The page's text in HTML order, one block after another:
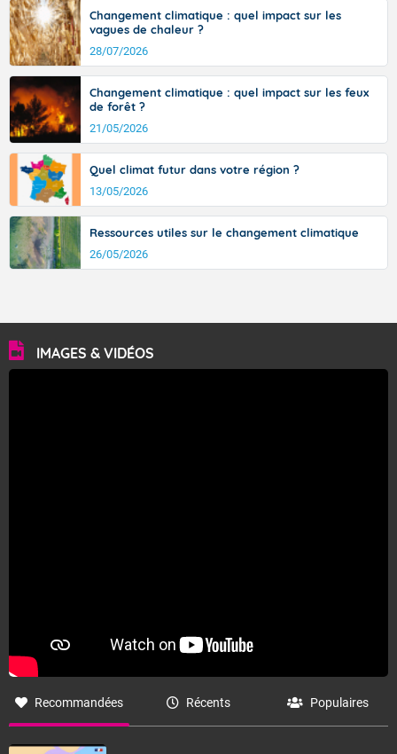
Changement climatique : quel impact sur les
vagues de chaleur ?
28/07/2026
Changement climatique : quel impact sur les feux
de forêt ?
21/05/2026
Quel climat futur dans votre région ?
13/05/2026
Ressources utiles sur le changement climatique
26/05/2026
IMAGES & VIDÉOS
Recommandées Récents Populaires